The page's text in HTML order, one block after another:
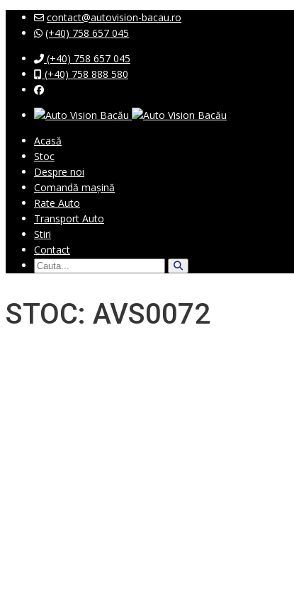
contact@autovision-bacau.ro
(+40) 758 657 045
(+40) 758 657 045
(+40) 758 888 580
Acasă
Stoc
Despre noi
Comandă mașină
Rate Auto
Transport Auto
Stiri
Contact
STOC: AVS0072